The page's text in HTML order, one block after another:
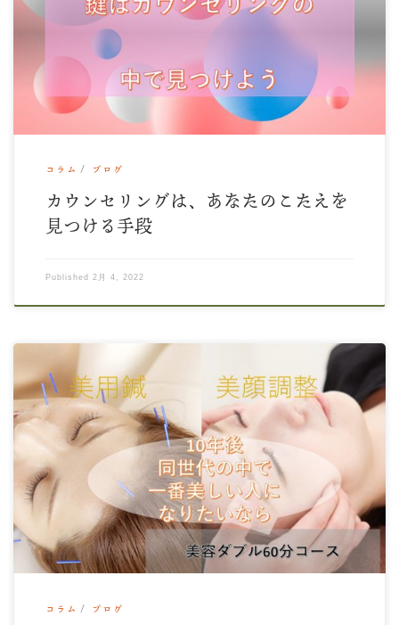
立春なのに 今日は寒いですね {{ (>_
コラム ブログ
カウンセリングは、あなたのこたえを
見つける手段
Published 2月 4, 2022
いつもありがとうございます。 今年こそ、自分の“顔”をより
美しくしたいと思っている方へ。 美容ダブル […]
コラム ブログ